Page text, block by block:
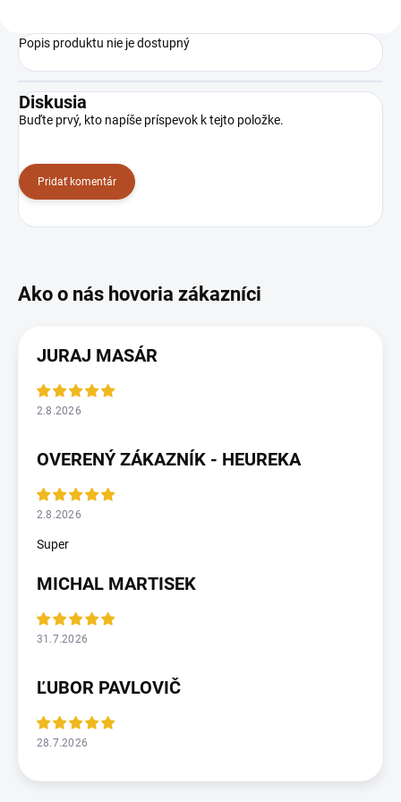
Popis produktu nie je dostupný
Diskusia
Buďte prvý, kto napíše príspevok k tejto položke.
Pridať komentár
JURAJ MASÁR
2.8.2026
OVERENÝ ZÁKAZNÍK - HEUREKA
2.8.2026
Super
MICHAL MARTISEK
31.7.2026
ĽUBOR PAVLOVIČ
28.7.2026